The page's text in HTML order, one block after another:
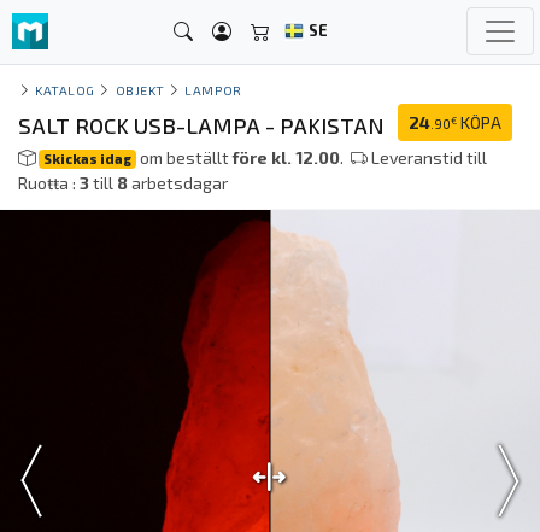
SE
KATALOG OBJEKT LAMPOR
24 .90€ KÖPA
SALT ROCK USB-LAMPA - PAKISTAN
Skickas idag om beställtföre kl. 12.00.
Leveranstid till
Ruoŧŧa : 3till 8arbetsdagar